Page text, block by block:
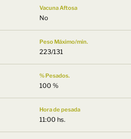
Vacuna Aftosa
No
Peso Máximo/min.
223/131
% Pesados.
100 %
Hora de pesada
11:00 hs.